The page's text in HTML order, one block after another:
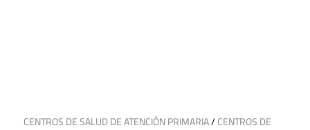
20 de julio de 2025
CENTROS DE SALUD DE ATENCIÓN PRIMARIA/CENTROS DE